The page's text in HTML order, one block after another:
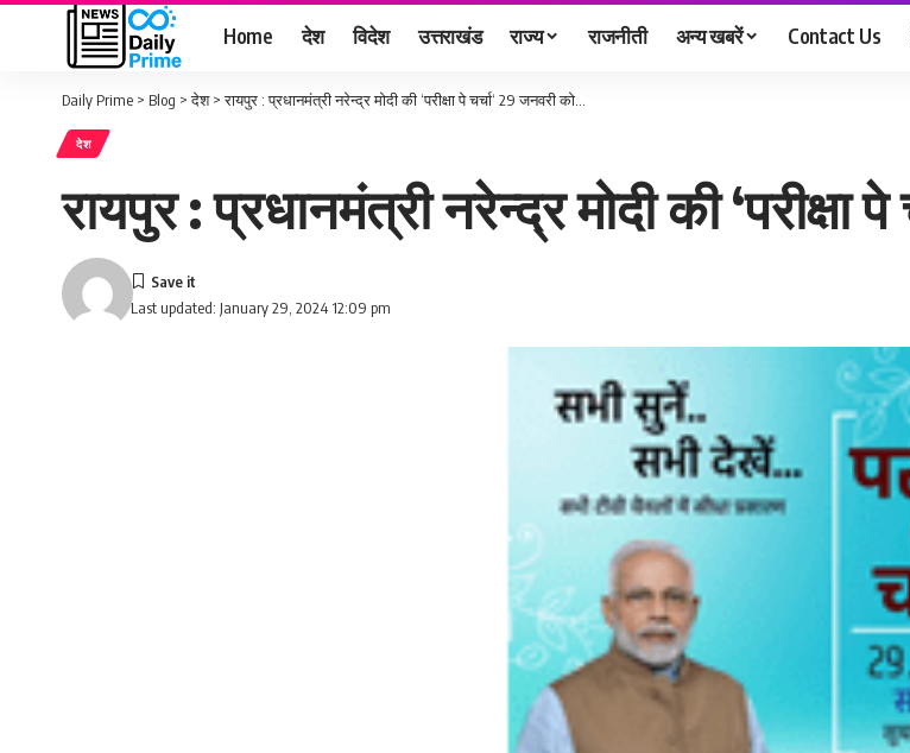
Home देश विदेश उत्तराखंड राज्य राजनीती अन्य खबरें Contact Us
Daily Prime > Blog >देश>रायपुर : प्रधानमंत्री नरेन्द्र मोदी की ‘परीक्षा पे चर्चा‘ 29 जनवरी को…
देश
रायपुर : प्रधानमंत्री नरेन्द्र मोदी की ‘परीक्षा
Last updated: January 29, 2024 12:09 pm